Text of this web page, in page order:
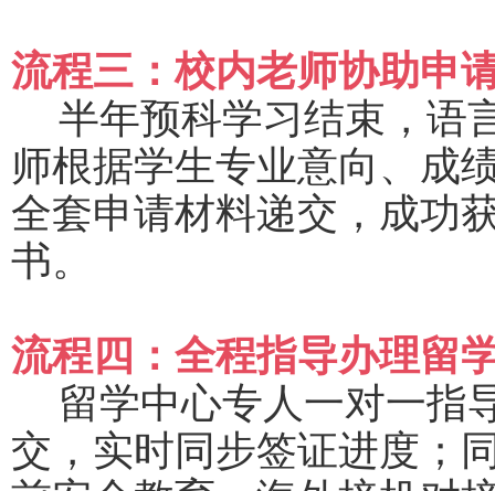
流程三：校内老师协助申
半年预科学习结束，语
师根据学生专业意向、成
全套申请材料递交，成功
书。
流程四：全程指导办理留
留学中心专人一对一指
交，实时同步签证进度；